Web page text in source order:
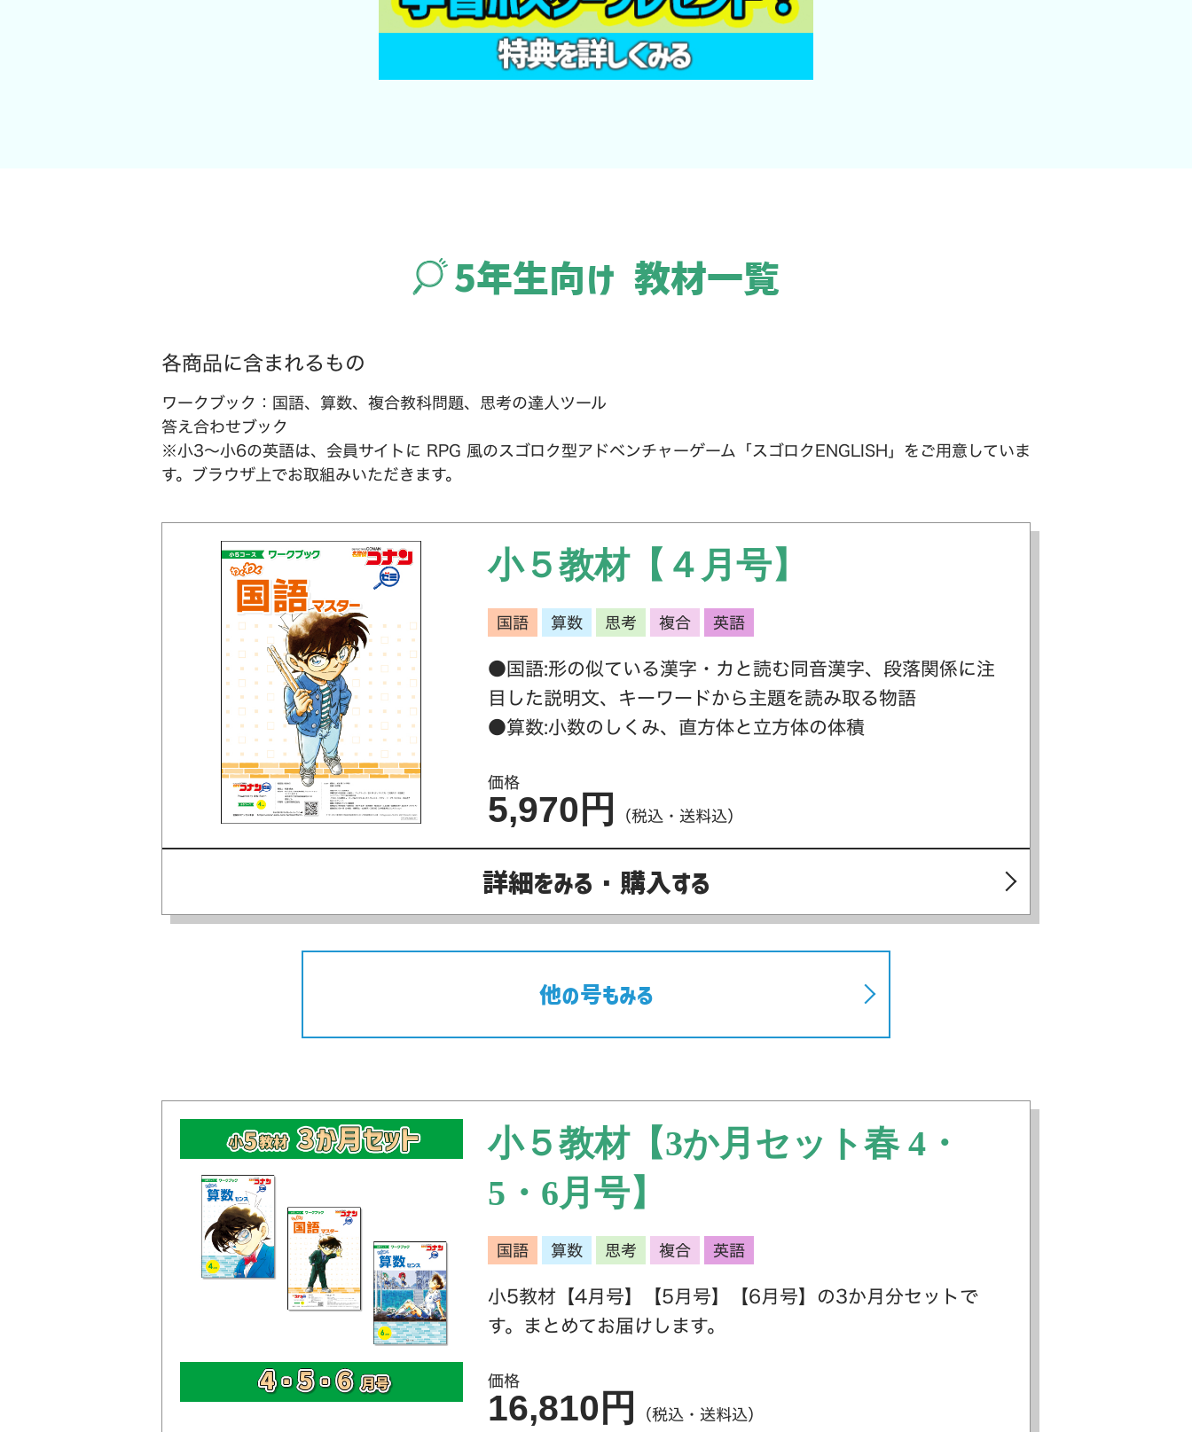
5年生向け 教材一覧
各商品に含まれるもの
ワークブック：国語、算数、複合教科問題、思考の達人ツール
答え合わせブック
※小3～小6の英語は、会員サイトに RPG 風のスゴロク型アドベンチャーゲーム「スゴロクENGLISH」をご用意していま
す。ブラウザ上でお取組みいただきます。
小５教材【４月号】
国語 算数 思考 複合 英語
●国語:形の似ている漢字・カと読む同音漢字、段落関係に注
目した説明文、キーワードから主題を読み取る物語
●算数:小数のしくみ、直方体と立方体の体積
価格
5,970円 （税込・送料込）
詳細をみる・購入する
他の号もみる
小５教材【3か月セット春 4・
5・6月号】
国語 算数 思考 複合 英語
小5教材【4月号】【5月号】【6月号】の3か月分セットで
す。まとめてお届けします。
価格
16,810円 （税込・送料込）